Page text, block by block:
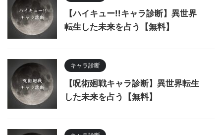
【ハイキュー!!キャラ診断】異世界
転生した未来を占う【無料】
キャラ診断
【呪術廻戦キャラ診断】異世界転生
した未来を占う【無料】